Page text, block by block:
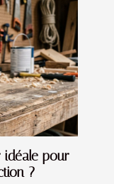
idéale pour
?